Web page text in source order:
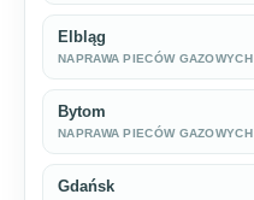
Elbląg
NAPRAWA PIECÓW GAZOWYCH
Bytom
NAPRAWA PIECÓW GAZOWYCH
Gdańsk